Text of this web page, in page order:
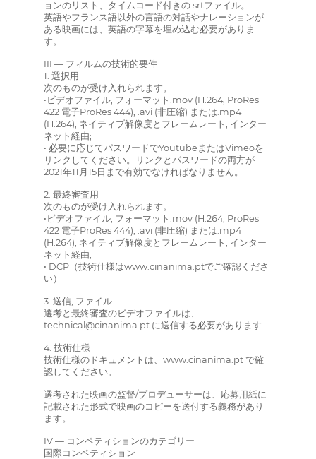
ョンのリスト、タイムコード付きの.srtファイル。
英語やフランス語以外の言語の対話やナレーションが
ある映画には、英語の字幕を埋め込む必要がありま
す。
III — フィルムの技術的要件
1. 選択用
次のものが受け入れられます。
•ビデオファイル, フォーマット.mov (H.264, ProRes
422 電子ProRes 444), .avi (非圧縮) または.mp4
(H.264), ネイティブ解像度とフレームレート, インター
ネット経由;
• 必要に応じてパスワードでYoutubeまたはVimeoを
リンクしてください。リンクとパスワードの両方が
2021年11月15日まで有効でなければなりません。
2. 最終審査用
次のものが受け入れられます。
•ビデオファイル, フォーマット.mov (H.264, ProRes
422 電子ProRes 444), .avi (非圧縮) または.mp4
(H.264), ネイティブ解像度とフレームレート, インター
ネット経由;
• DCP（技術仕様はwww.cinanima.ptでご確認くださ
い）
3. 送信, ファイル
選考と最終審査のビデオファイルは、
technical@cinanima.pt に送信する必要があります
4. 技術仕様
技術仕様のドキュメントは、www.cinanima.pt で確
認してください。
選考された映画の監督/プロデューサーは、応募用紙に
記載された形式で映画のコピーを送付する義務があり
ます。
IV — コンペティションのカテゴリー
国際コンペティション